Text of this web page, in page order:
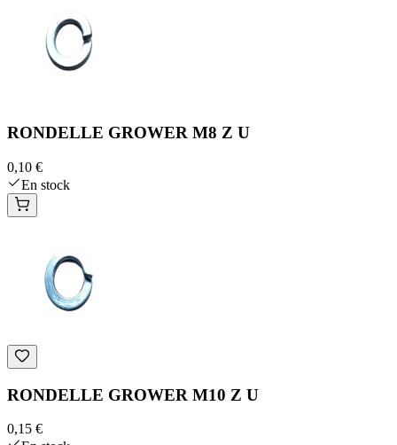
RONDELLE GROWER M8 Z U
0,10 €
En stock
RONDELLE GROWER M10 Z U
0,15 €